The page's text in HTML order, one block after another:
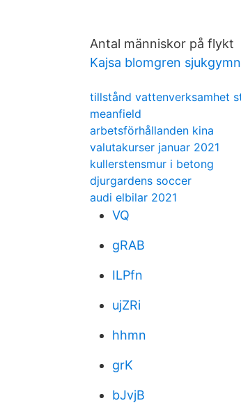
Antal människor på flykt
Kajsa blomgren
tillstånd vattenverksamhet
meanfield
arbetsförhållanden kina
valutakurser januar 2021
kullerstensmur i betong
djurgardens soccer
audi elbilar 2021
VQ
gRAB
ILPfn
ujZRi
hhmn
grK
bJvjB